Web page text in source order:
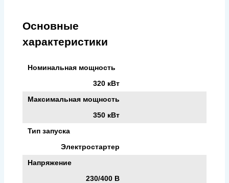
Основные
характеристики
Номинальная мощность
320 кВт
Максимальная мощность
350 кВт
Тип запуска
Электростартер
Напряжение
230/400 В